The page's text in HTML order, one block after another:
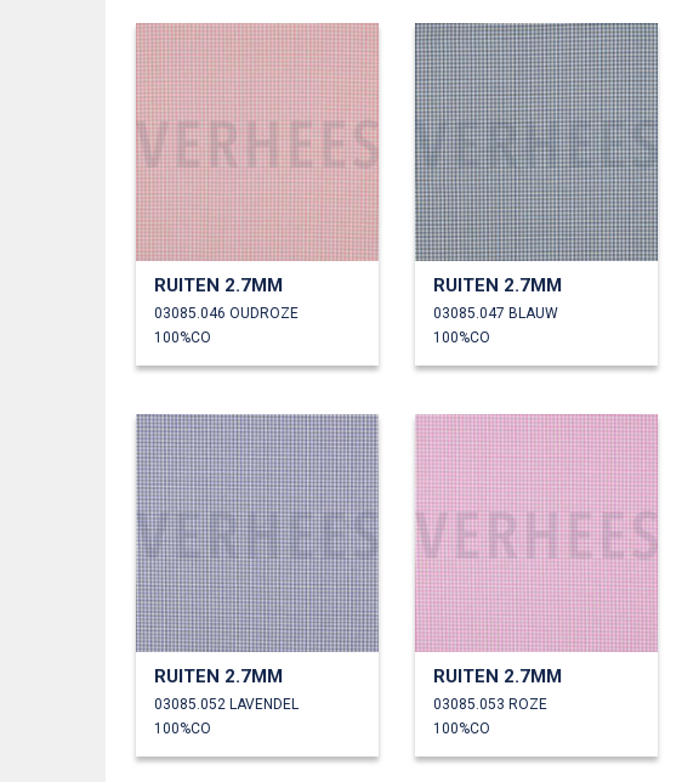
RUITEN 2.7MM
03085.046 OUDROZE
100%CO
RUITEN 2.7MM
03085.047 BLAUW
100%CO
RUITEN 2.7MM
03085.052 LAVENDEL
100%CO
RUITEN 2.7MM
03085.053 ROZE
100%CO